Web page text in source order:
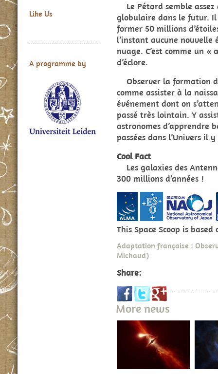
Like Us
A programme by
Le Pétard semble
globulaire dans le futur.
former 50 millions
l’instant aucune nouvelle
nuage. C’est comme un
d’éclore.
Observer la formation
comme assister à la
événement dont on
passé très lointain. Y
astronomes d’apprendre
passées dans l’Univers il
Cool Fact
Les galaxies des
300 millions d’années !
This Space Scoop is
Adaptation française :
Michaud)
Share:
More news